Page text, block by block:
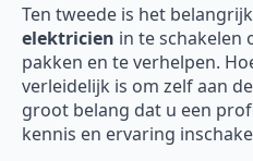
Ten tweede is het
elektricien in te schakelen
pakken en te verhelpen.
verleidelijk is om zelf aan
groot belang dat u een
kennis en ervaring